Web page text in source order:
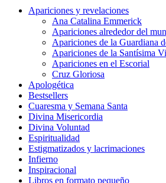
Apariciones y revelaciones
Ana Catalina Emmerick
Apariciones alrededor del
Apariciones de la Guardiana
Apariciones de la Santísima
Apariciones en el Escorial
Cruz Gloriosa
Apologética
Bestsellers
Cuaresma y Semana Santa
Divina Misericordia
Divina Voluntad
Espiritualidad
Estigmatizados y lacrimaciones
Infierno
Inspiracional
Libros en formato pequeño